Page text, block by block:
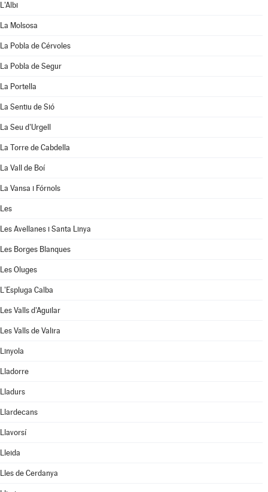
L'Albi
La Molsosa
La Pobla de Cérvoles
La Pobla de Segur
La Portella
La Sentiu de Sió
La Seu d'Urgell
La Torre de Cabdella
La Vall de Boí
La Vansa i Fórnols
Les
Les Avellanes i Santa Linya
Les Borges Blanques
Les Oluges
L'Espluga Calba
Les Valls d'Aguilar
Les Valls de Valira
Linyola
Lladorre
Lladurs
Llardecans
Llavorsí
Lleida
Lles de Cerdanya